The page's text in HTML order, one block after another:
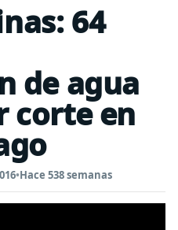
64
de agua
corte en
•Hace 538 semanas